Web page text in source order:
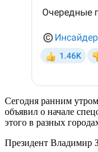
Сегодня ранним
объявил о начале
этого в разных
Президент Владимир